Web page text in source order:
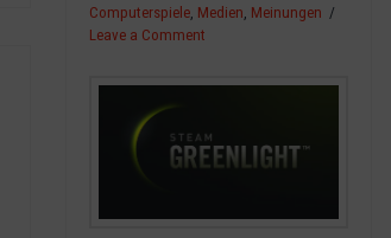
Computerspiele Medien Meinungen
Leave a Comment